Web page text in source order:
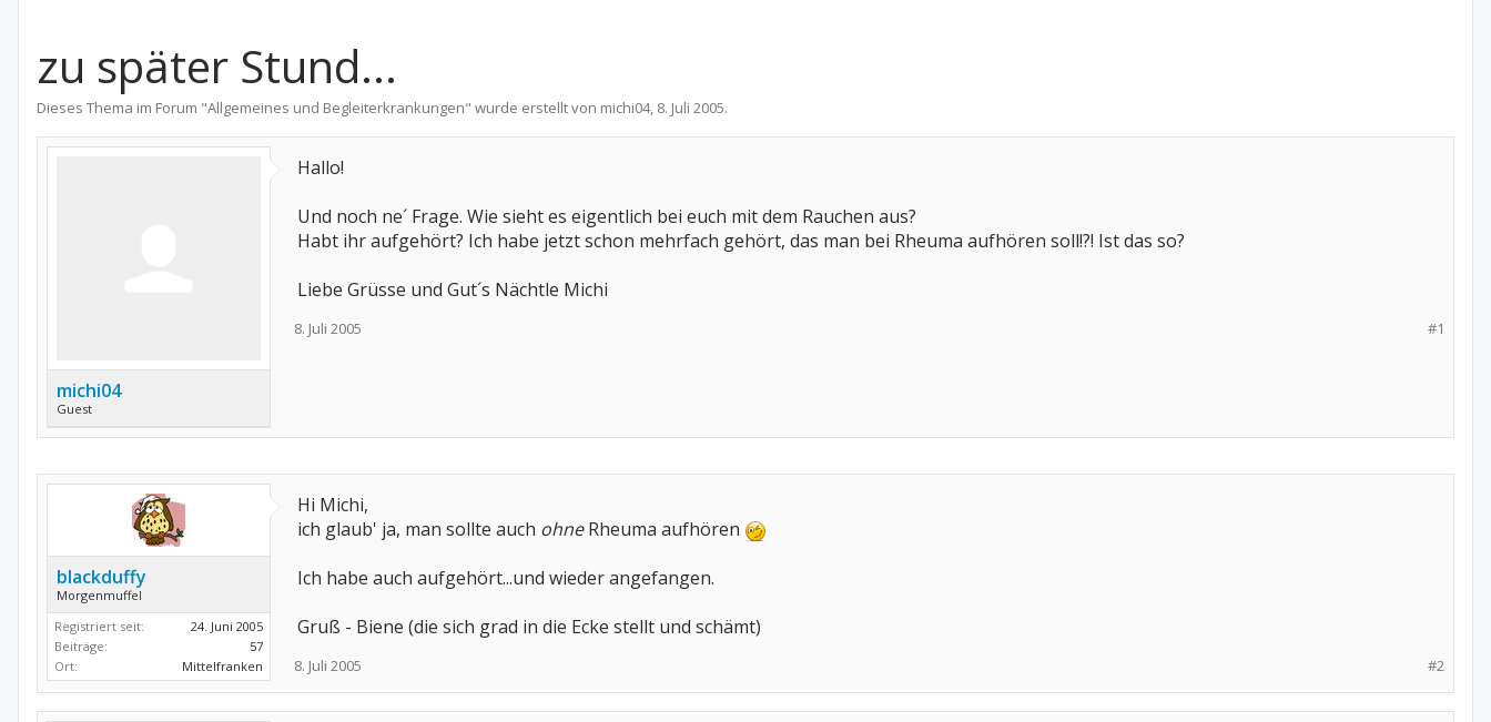
zu später Stund...
Dieses Thema im Forum "Allgemeines und Begleiterkrankungen" wurde erstellt von michi04, 8. Juli 2005.
michi04
Guest
Hallo!
Und noch ne´ Frage. Wie sieht es eigentlich bei euch mit dem Rauchen aus?
Habt ihr aufgehört? Ich habe jetzt schon mehrfach gehört, das man bei Rheuma aufhören soll!?! Ist das so?
Liebe Grüsse und Gut´s Nächtle Michi
#1
8. Juli 2005
blackduffy
Morgenmuffel
Registriert seit:
24. Juni 2005
Beiträge:
57
Ort:
Mittelfranken
Hi Michi,
ich glaub' ja, man sollte auch ohneRheuma aufhören
Ich habe auch aufgehört...und wieder angefangen.
Gruß - Biene (die sich grad in die Ecke stellt und schämt)
#2
8. Juli 2005